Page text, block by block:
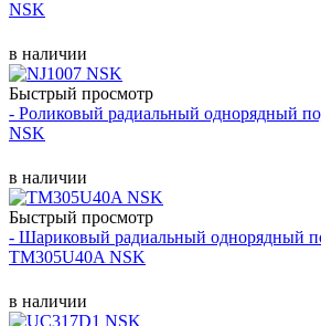
NSK
в наличии
Быстрый просмотр
- Роликовый радиальный однорядный
NSK
в наличии
Быстрый просмотр
- Шариковый радиальный однорядный
TM305U40A NSK
в наличии